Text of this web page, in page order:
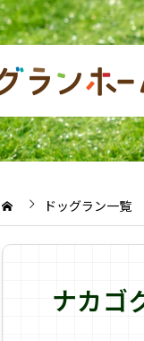
ドッグラン一覧
ナカゴ